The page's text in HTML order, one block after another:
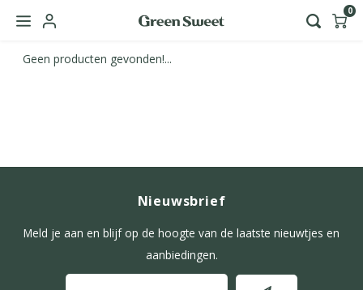
Hoofdmenu / green sweet zakelijk
0
Geen producten gevonden!...
Nieuwsbrief
Meld je aan en blijf op de hoogte van de laatste nieuwtjes en
aanbiedingen.